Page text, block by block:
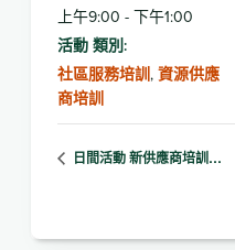
上午9:00 - 下午1:00
活動 類別:
社區服務培訓, 資源供應
商培訓
日間活動 新供應商培訓…